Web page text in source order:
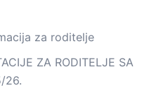
za roditelje
ZA RODITELJE SA
26.